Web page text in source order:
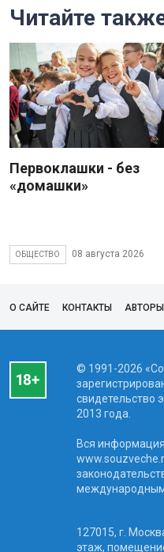
Читайте
Первоклашки - без
«домашки»
ОБЩЕСТВО 08 августа 2026
О САЙТЕ КОНТАКТЫ АВТОРЫ
© 1991-2026
свидетельство
2013 года.
Вся
127015, г.
этаж,